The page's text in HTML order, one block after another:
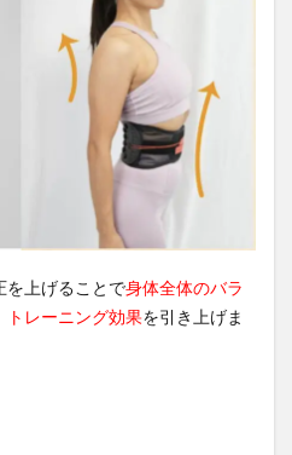
を上げることで身体全体のバラ
トレーニング効果を引き上げま